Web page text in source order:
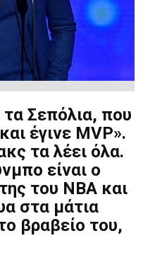
Σεπόλια, που
έγινε MVP».
τα λέει όλα.
είναι ο
του NBA και
στα μάτια
βραβείο του,